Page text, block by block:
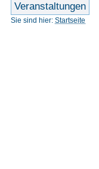
Veranstaltungen
Sie sind hier: Startseite